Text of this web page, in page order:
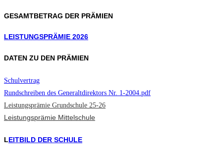
GESAMTBETRAG DER PRÄMIEN
LEISTUNGSPRÄMIE 2026
DATEN ZU DEN PRÄMIEN
Schulvertrag
Rundschreiben des Generaltdirektors Nr. 1-2004.pdf
Leistungsprämie Grundschule 25-26
Leistungsprämie Mittelschule
LEITBILD DER SCHULE